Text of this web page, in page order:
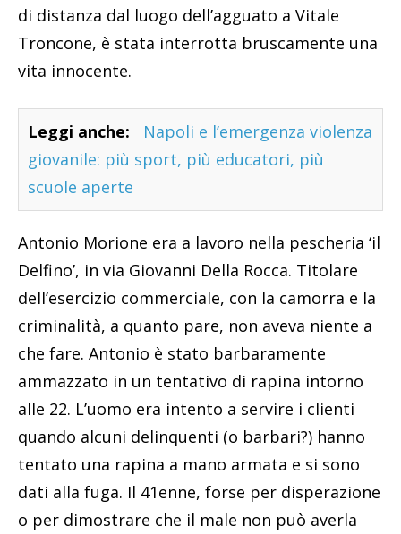
di distanza dal luogo dell’agguato a Vitale
Troncone, è stata interrotta bruscamente una
vita innocente.
Leggi anche:
Napoli e l’emergenza violenza
giovanile: più sport, più educatori, più
scuole aperte
Antonio Morione era a lavoro nella pescheria ‘il
Delfino’, in via Giovanni Della Rocca. Titolare
dell’esercizio commerciale, con la camorra e la
criminalità, a quanto pare, non aveva niente a
che fare. Antonio è stato barbaramente
ammazzato in un tentativo di rapina intorno
alle 22. L’uomo era intento a servire i clienti
quando alcuni delinquenti (o barbari?) hanno
tentato una rapina a mano armata e si sono
dati alla fuga. Il 41enne, forse per disperazione
o per dimostrare che il male non può averla